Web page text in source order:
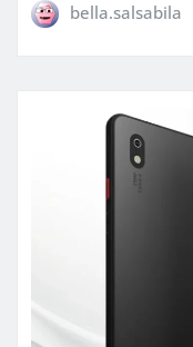
bella.salsabila